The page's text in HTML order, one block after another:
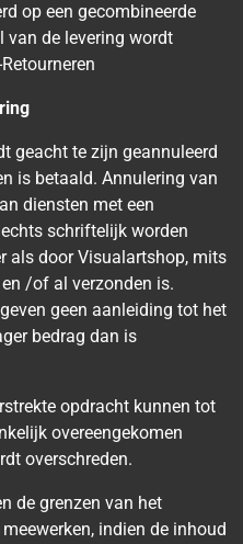
op een gecombineerde
van de levering wordt
geacht te zijn geannuleerd
is betaald. Annulering van
diensten met een
schriftelijk worden
als door Visualartshop, mits
/of al verzonden is.
geen aanleiding tot het
bedrag dan is
opdracht kunnen tot
overeengekomen
overschreden.
de grenzen van het
indien de inhoud